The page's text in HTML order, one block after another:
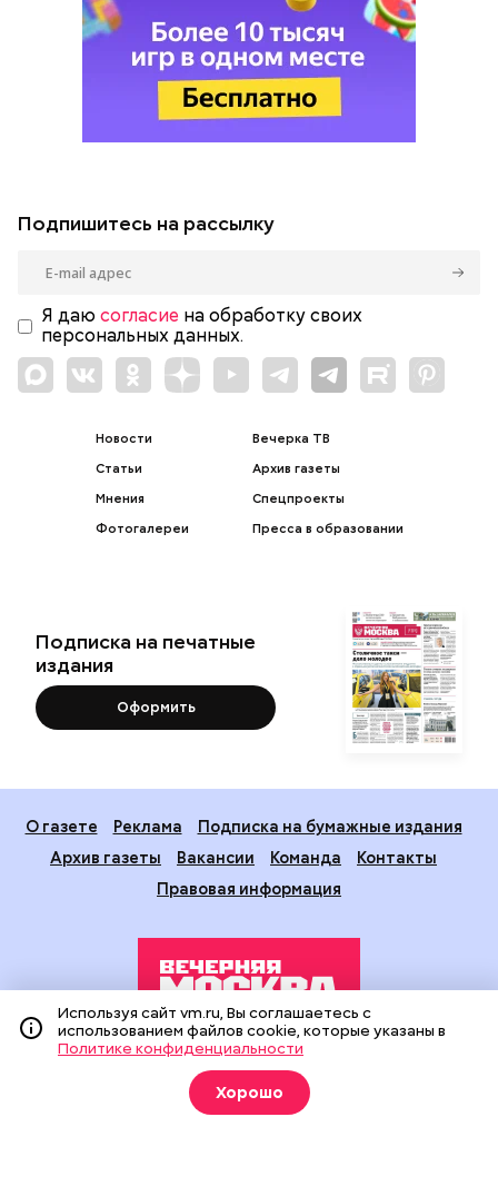
Подпишитесь на рассылку
Я даю согласие на обработку своих
персональных данных.
Новости
Статьи
Мнения
Фотогалереи
Вечерка ТВ
Архив газеты
Спецпроекты
Пресса в образовании
Подписка на печатные
издания
Оформить
О газете Реклама
Подписка на бумажные издания
Архив газеты
Вакансии Команда
Контакты
Правовая информация
Издание создано при финансовой поддержке Департамента
средств массовой информации и рекламы города Москвы.
На сайте применяются рекомендательные технологии
(информационные технологии предоставления информации
Используя сайт vm.ru, Вы соглашаетесь с
использованием файлов cookie, которые указаны в
Политике конфиденциальности
Хорошо